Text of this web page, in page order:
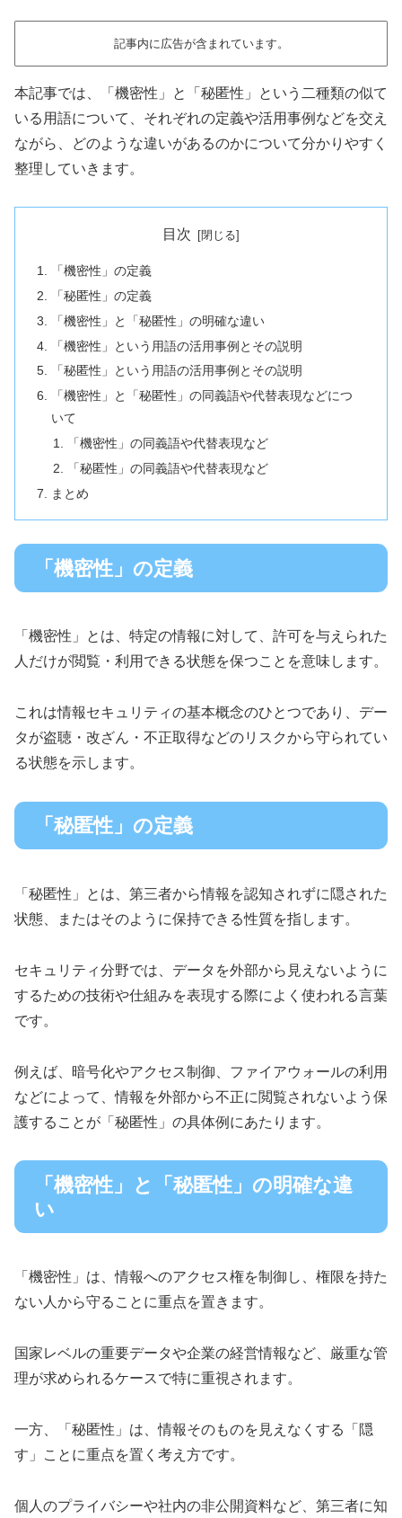
記事内に広告が含まれています。
本記事では、「機密性」と「秘匿性」という二種類の似て
いる用語について、それぞれの定義や活用事例などを交え
ながら、どのような違いがあるのかについて分かりやすく
整理していきます。
目次
「機密性」の定義
「秘匿性」の定義
「機密性」と「秘匿性」の明確な違い
「機密性」という用語の活用事例とその説明
「秘匿性」という用語の活用事例とその説明
「機密性」と「秘匿性」の同義語や代替表現などにつ
いて
「機密性」の同義語や代替表現など
「秘匿性」の同義語や代替表現など
まとめ
「機密性」の定義
「機密性」とは、特定の情報に対して、許可を与えられた
人だけが閲覧・利用できる状態を保つことを意味します。
これは情報セキュリティの基本概念のひとつであり、デー
タが盗聴・改ざん・不正取得などのリスクから守られてい
る状態を示します。
「秘匿性」の定義
「秘匿性」とは、第三者から情報を認知されずに隠された
状態、またはそのように保持できる性質を指します。
セキュリティ分野では、データを外部から見えないように
するための技術や仕組みを表現する際によく使われる言葉
です。
例えば、暗号化やアクセス制御、ファイアウォールの利用
などによって、情報を外部から不正に閲覧されないよう保
護することが「秘匿性」の具体例にあたります。
「機密性」と「秘匿性」の明確な違
い
「機密性」は、情報へのアクセス権を制御し、権限を持た
ない人から守ることに重点を置きます。
国家レベルの重要データや企業の経営情報など、厳重な管
理が求められるケースで特に重視されます。
一方、「秘匿性」は、情報そのものを見えなくする「隠
す」ことに重点を置く考え方です。
個人のプライバシーや社内の非公開資料など、第三者に知